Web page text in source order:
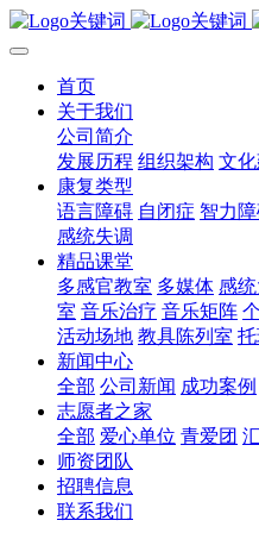
首页
关于我们
公司简介
发展历程 组织架构 文
康复类型
语言障碍 自闭症 智力
感统失调
精品课堂
多感官教室 多媒体 感
室 音乐治疗 音乐矩阵
活动场地 教具陈列室
新闻中心
全部 公司新闻 成功案例
志愿者之家
全部 爱心单位 青爱团
师资团队
招聘信息
联系我们